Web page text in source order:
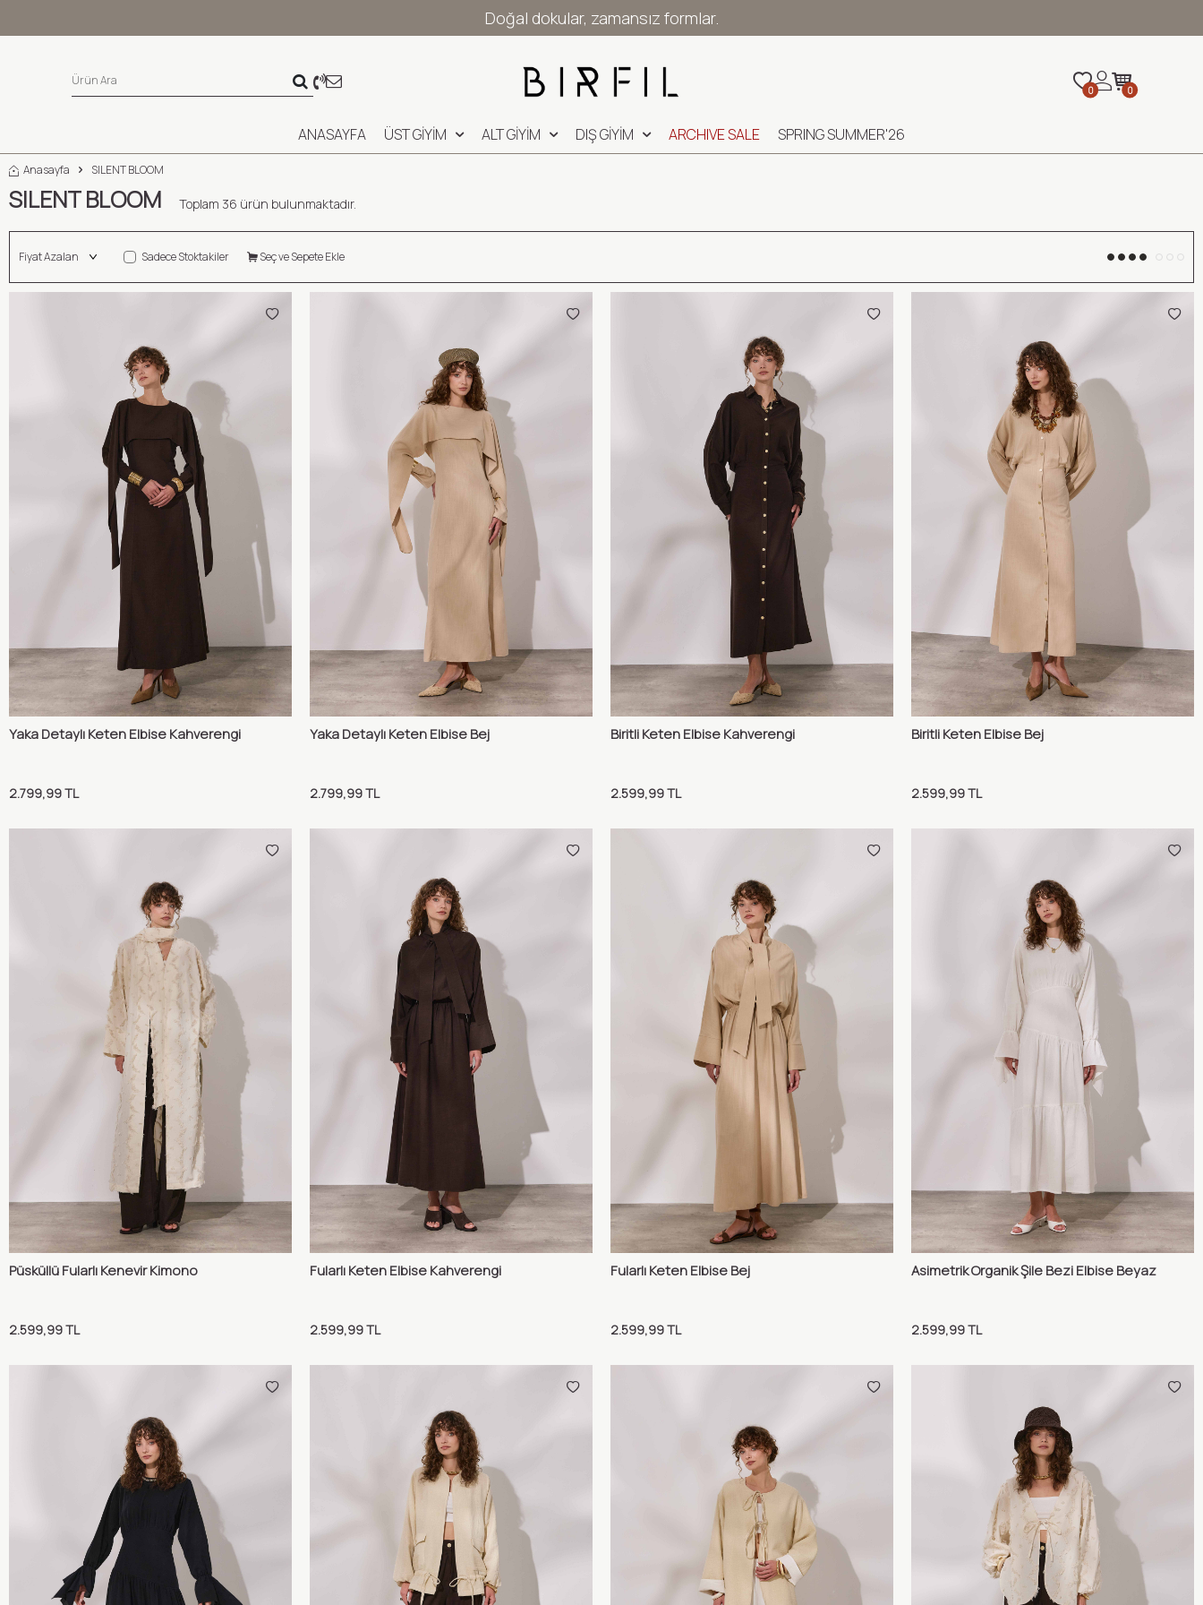
Doğal dokular, zamansız formlar.
0 0
ANASAYFA ÜST GİYİM ALT GİYİM DIŞ GİYİM ARCHIVE SALE SPRING SUMMER'26
Anasayfa SILENT BLOOM
SILENT BLOOM Toplam 36 ürün bulunmaktadır.
Sadece Stoktakiler Seç ve Sepete Ekle
Sepete Ekle Karşılaştır
Yaka Detaylı Keten Elbise Kahverengi
2.799,99TL
Sepete Ekle Karşılaştır
Yaka Detaylı Keten Elbise Bej
2.799,99TL
Sepete Ekle Karşılaştır
Biritli Keten Elbise Kahverengi
2.599,99TL
Sepete Ekle
Biritli Keten Elbise Bej
2.599,99TL
Sepete Ekle Karşılaştır
Püsküllü Fularlı Kenevir Kimono
2.599,99TL
Sepete Ekle Karşılaştır
Fularlı Keten Elbise Kahverengi
2.599,99TL
Sepete Ekle
Fularlı Keten Elbise Bej
2.599,99TL
Sepete Ekle Karşılaştır
Asimetrik Organik Şile Bezi Elbise Beyaz
2.599,99TL